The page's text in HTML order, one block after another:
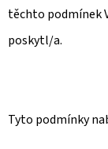
těchto podmínek
poskytl/a.
Tyto podmínky